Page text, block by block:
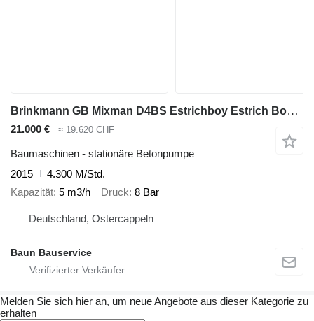
Brinkmann GB Mixman D4BS Estrichboy Estrich Boy 450
21.000 € ≈ 19.620 CHF
Baumaschinen - stationäre Betonpumpe
2015
4.300 M/Std.
Kapazität 5 m3/h Druck 8 Bar
Deutschland, Ostercappeln
Baun Bauservice
Melden Sie sich hier an, um neue Angebote aus dieser Kategorie zu
erhalten